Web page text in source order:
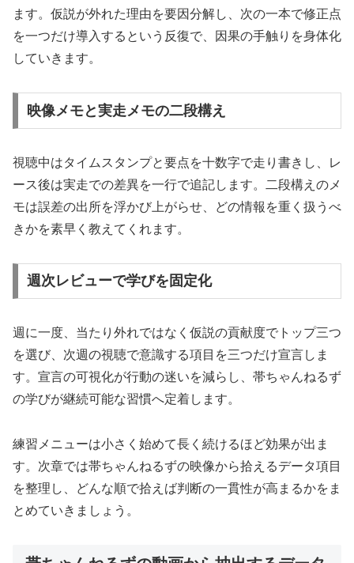
ます。仮説が外れた理由を要因分解し、次の一本で修正点
を一つだけ導入するという反復で、因果の手触りを身体化
していきます。
映像メモと実走メモの二段構え
視聴中はタイムスタンプと要点を十数字で走り書きし、レ
ース後は実走での差異を一行で追記します。二段構えのメ
モは誤差の出所を浮かび上がらせ、どの情報を重く扱うべ
きかを素早く教えてくれます。
週次レビューで学びを固定化
週に一度、当たり外れではなく仮説の貢献度でトップ三つ
を選び、次週の視聴で意識する項目を三つだけ宣言しま
す。宣言の可視化が行動の迷いを減らし、帯ちゃんねるず
の学びが継続可能な習慣へ定着します。
練習メニューは小さく始めて長く続けるほど効果が出ま
す。次章では帯ちゃんねるずの映像から拾えるデータ項目
を整理し、どんな順で拾えば判断の一貫性が高まるかをま
とめていきましょう。